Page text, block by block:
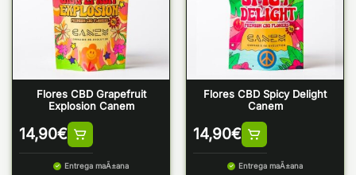
Flores CBD Grapefruit
Explosion Canem
14,90€
Entrega maÃ±ana
Flores CBD Spicy Delight
Canem
14,90€
Entrega maÃ±ana